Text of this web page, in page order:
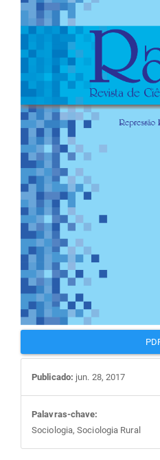
de
artigos
Publicado: jun. 28, 2017
Palavras-chave:
Sociologia, Sociologia Rural